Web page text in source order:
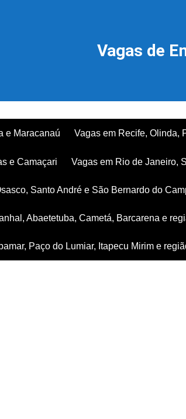
Vagas de
e Maracanaú Vagas em Recife, Olinda,
e Camaçari Vagas em Rio de Janeiro,
Santo André e São Bernardo do
Abaetetuba, Cametá, Barcarena e
Paço do Lumiar, Itapecu Mirim e